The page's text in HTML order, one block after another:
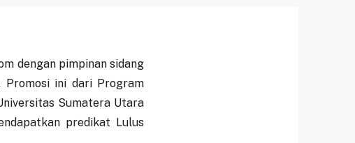
dengan pimpinan sidang
ini dari Program
Sumatera Utara
predikat Lulus